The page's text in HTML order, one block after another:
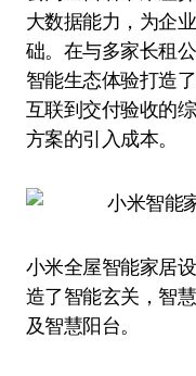
大数据能力，为企
础。在与多家长租
智能生态体验打造
互联到交付验收的
方案的引入成本。
小米全屋智能家居
造了智能玄关，智
及智慧阳台。